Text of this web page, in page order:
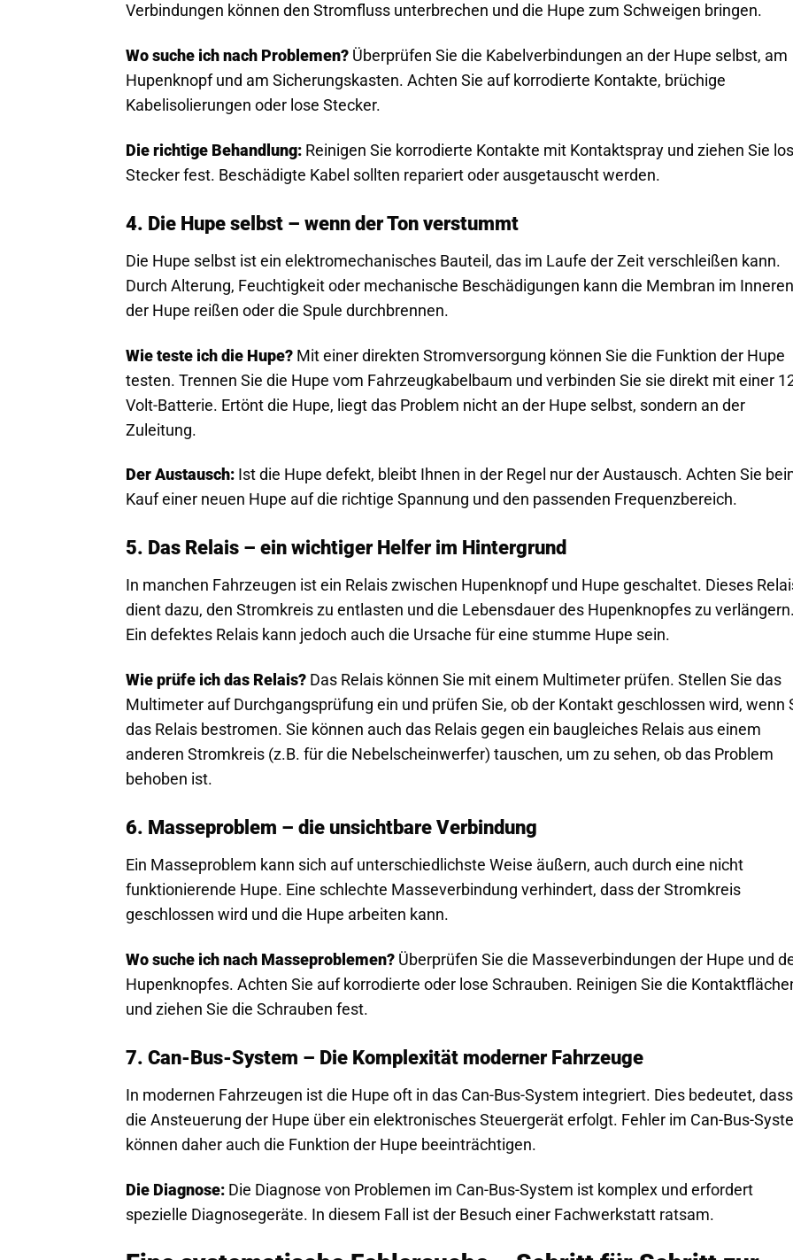
Verbindungen können den Stromfluss unterbrechen und die Hupe zum Schweigen bringen.
Wo suche ich nach Problemen? Überprüfen Sie die Kabelverbindungen an der Hupe selbst, am
Hupenknopf und am Sicherungskasten. Achten Sie auf korrodierte Kontakte, brüchige
Kabelisolierungen oder lose Stecker.
Die richtige Behandlung: Reinigen Sie korrodierte Kontakte mit Kontaktspray und ziehen Sie
Stecker fest. Beschädigte Kabel sollten repariert oder ausgetauscht werden.
4. Die Hupe selbst – wenn der Ton verstummt
Die Hupe selbst ist ein elektromechanisches Bauteil, das im Laufe der Zeit verschleißen kann.
Durch Alterung, Feuchtigkeit oder mechanische Beschädigungen kann die Membran im Inneren
der Hupe reißen oder die Spule durchbrennen.
Wie teste ich die Hupe? Mit einer direkten Stromversorgung können Sie die Funktion der Hupe
testen. Trennen Sie die Hupe vom Fahrzeugkabelbaum und verbinden Sie sie direkt mit einer
Volt-Batterie. Ertönt die Hupe, liegt das Problem nicht an der Hupe selbst, sondern an der
Zuleitung.
Der Austausch: Ist die Hupe defekt, bleibt Ihnen in der Regel nur der Austausch. Achten Sie
Kauf einer neuen Hupe auf die richtige Spannung und den passenden Frequenzbereich.
5. Das Relais – ein wichtiger Helfer im Hintergrund
In manchen Fahrzeugen ist ein Relais zwischen Hupenknopf und Hupe geschaltet. Dieses
dient dazu, den Stromkreis zu entlasten und die Lebensdauer des Hupenknopfes zu verlängern.
Ein defektes Relais kann jedoch auch die Ursache für eine stumme Hupe sein.
Wie prüfe ich das Relais? Das Relais können Sie mit einem Multimeter prüfen. Stellen Sie das
Multimeter auf Durchgangsprüfung ein und prüfen Sie, ob der Kontakt geschlossen wird, wenn
das Relais bestromen. Sie können auch das Relais gegen ein baugleiches Relais aus einem
anderen Stromkreis (z.B. für die Nebelscheinwerfer) tauschen, um zu sehen, ob das Problem
behoben ist.
6. Masseproblem – die unsichtbare Verbindung
Ein Masseproblem kann sich auf unterschiedlichste Weise äußern, auch durch eine nicht
funktionierende Hupe. Eine schlechte Masseverbindung verhindert, dass der Stromkreis
geschlossen wird und die Hupe arbeiten kann.
Wo suche ich nach Masseproblemen? Überprüfen Sie die Masseverbindungen der Hupe und
Hupenknopfes. Achten Sie auf korrodierte oder lose Schrauben. Reinigen Sie die
und ziehen Sie die Schrauben fest.
7. Can-Bus-System – Die Komplexität moderner Fahrzeuge
In modernen Fahrzeugen ist die Hupe oft in das Can-Bus-System integriert. Dies bedeutet, dass
die Ansteuerung der Hupe über ein elektronisches Steuergerät erfolgt. Fehler im Can-Bus-
können daher auch die Funktion der Hupe beeinträchtigen.
Die Diagnose: Die Diagnose von Problemen im Can-Bus-System ist komplex und erfordert
spezielle Diagnosegeräte. In diesem Fall ist der Besuch einer Fachwerkstatt ratsam.